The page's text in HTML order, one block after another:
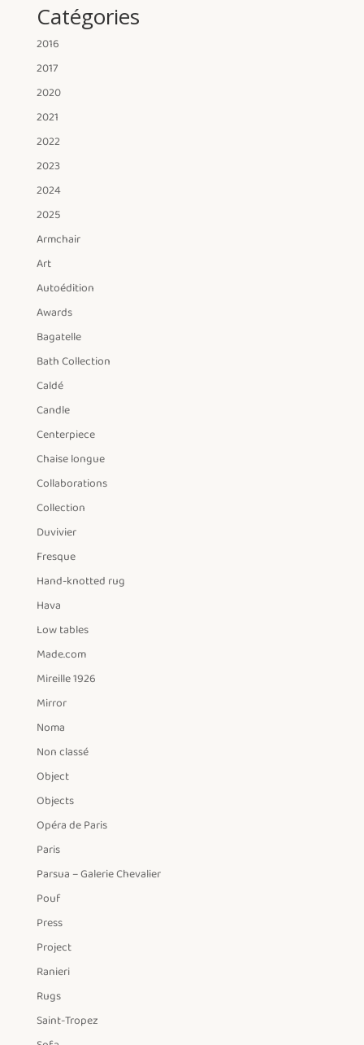
Catégories
2016
2017
2020
2021
2022
2023
2024
2025
Armchair
Art
Autoédition
Awards
Bagatelle
Bath Collection
Caldé
Candle
Centerpiece
Chaise longue
Collaborations
Collection
Duvivier
Fresque
Hand-knotted rug
Hava
Low tables
Made.com
Mireille 1926
Mirror
Noma
Non classé
Object
Objects
Opéra de Paris
Paris
Parsua – Galerie Chevalier
Pouf
Press
Project
Ranieri
Rugs
Saint-Tropez